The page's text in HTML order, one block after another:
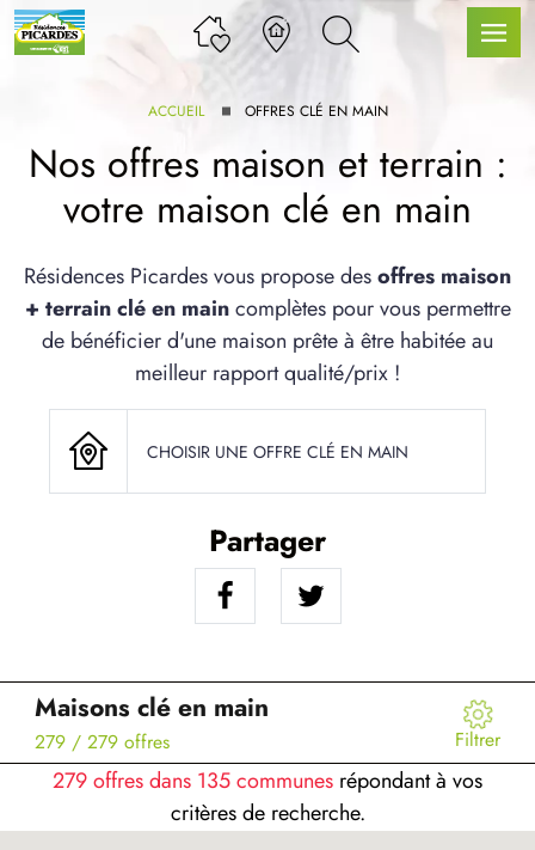
GAMME
SERVICE BDL EXTENSION
ARTICLES
ACCUEIL OFFRES CLÉ EN MAIN
Nos offres maison et terrain :
votre maison clé en main
Résidences Picardes vous propose desoffres maison
+ terrain clé en maincomplètes pour vous permettre
de bénéficier d'une maison prête à être habitée au
meilleur rapport qualité/prix !
CHOISIR UNE OFFRE CLÉ EN MAIN
Partager
Maisons clé en main
279 / 279 offres Filtrer
279 offres dans 135 communes répondant à vos
critères de recherche.